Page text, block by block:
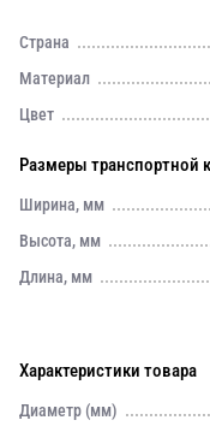
Страна
Материал
Цвет
Размеры транспортной
Ширина, мм
Высота, мм
Длина, мм
Характеристики товара
Диаметр (мм)